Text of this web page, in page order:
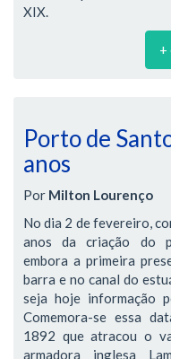
XIX.
+
Porto de
anos
Por Milton Lourenço
No dia 2 de fevereiro,
anos da criação do
embora a primeira
barra e no canal do
seja hoje informação
Comemora-se essa
1892 que atracou o
armadora inglesa